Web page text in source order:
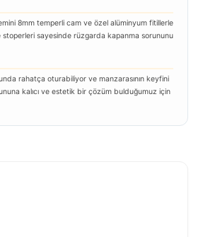
8mm temperli cam ve özel alüminyum fitillerle
sayesinde rüzgarda kapanma sorununu
rahatça oturabiliyor ve manzarasının keyfini
kalıcı ve estetik bir çözüm bulduğumuz için